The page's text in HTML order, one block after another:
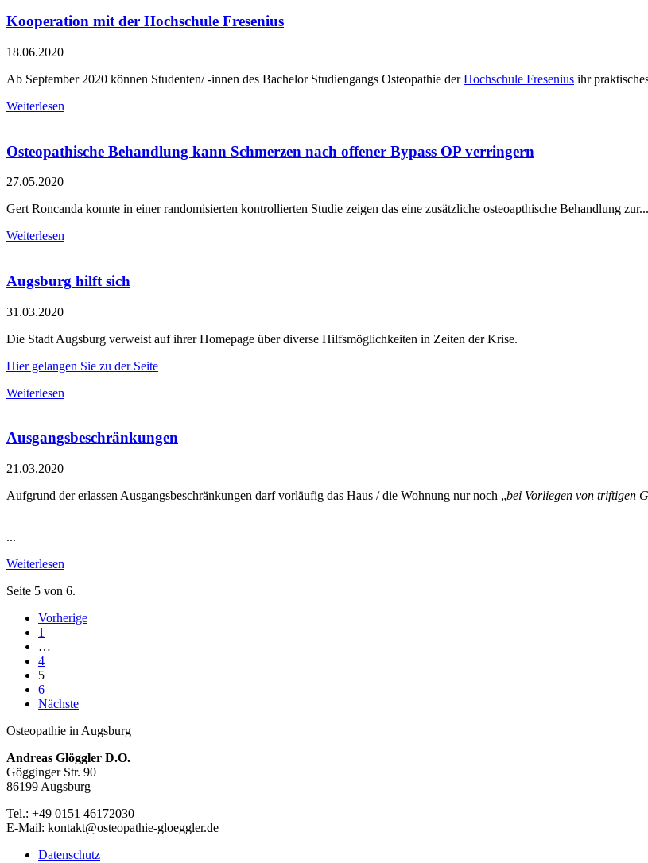
Kooperation mit der Hochschule Fresenius
18.06.2020
Ab September 2020 können Studenten/ -innen des Bachelor Studiengangs Osteopathie derHochschule Fresenius ihr
Weiterlesen
Osteopathische Behandlung kann Schmerzen nach offener Bypass OP verringern
27.05.2020
Gert Roncanda konnte in einer randomisierten kontrollierten Studie zeigen das eine zusätzliche osteoapthische Behandlung zur...
Weiterlesen
Augsburg hilft sich
31.03.2020
Die Stadt Augsburg verweist auf ihrer Homepage über diverse Hilfsmöglichkeiten in Zeiten der Krise.
Hier gelangen Sie zu der Seite
Weiterlesen
Ausgangsbeschränkungen
21.03.2020
Aufgrund der erlassen Ausgangsbeschränkungen darf vorläufig das Haus / die Wohnung nur noch „bei Vorliegen von triftigen
...
Weiterlesen
Seite 5 von 6.
Vorherige
1
…
4
5
6
Nächste
Osteopathie in Augsburg
Andreas Glöggler D.O.
Gögginger Str. 90
86199 Augsburg
Tel.: +49 0151 46172030
E-Mail: kontakt@osteopathie-gloeggler.de
Datenschutz